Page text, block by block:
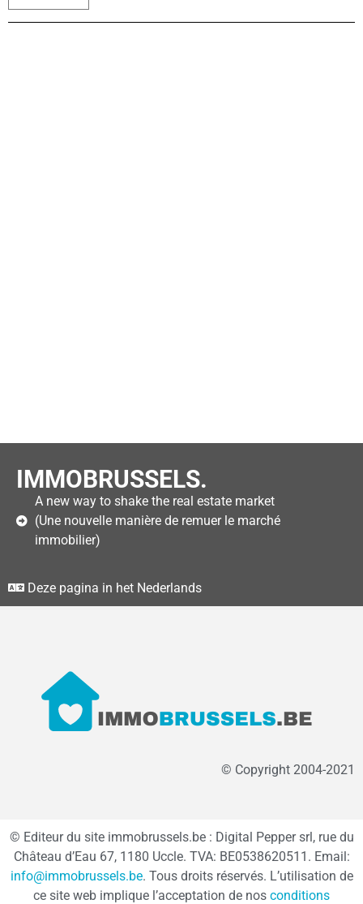
IMMOBRUSSELS.
A new way to shake the real estate market
(Une nouvelle manière de remuer le marché
immobilier)
Deze pagina in het Nederlands
© Copyright 2004-2021
© Editeur du site immobrussels.be : Digital Pepper srl, rue du
Château d’Eau 67, 1180 Uccle. TVA: BE0538620511. Email:
info@immobrussels.be. Tous droits réservés. L’utilisation de
ce site web implique l’acceptation de nos conditions